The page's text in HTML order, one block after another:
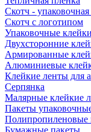
Скотч - упаковочная
Скотч с логотипом
Упаковочные
Двухсторонние
Армированные
Алюминиевые
Клейкие ленты для
Серпянка
Малярные клейкие
Пакеты
Полипропиленовые
Бумажные пакеты